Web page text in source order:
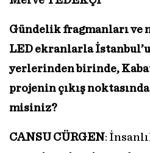
Gündelik fragmanları ve
LED ekranlarla
yerlerinden birinde,
projenin çıkış
misiniz?
CANSU CÜRGEN: